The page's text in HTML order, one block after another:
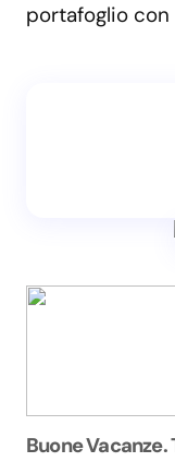
portafoglio
Buone